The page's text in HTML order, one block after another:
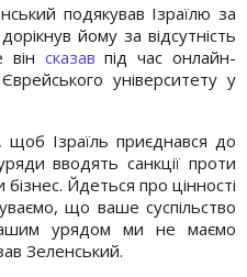
подякував Ізраїлю за
йому за відсутність
він сказав під час онлайн-
університету у
Ізраїль приєднався до
вводять санкції проти
Йдеться про цінності
що ваше суспільство
урядом ми не маємо
Зеленський.